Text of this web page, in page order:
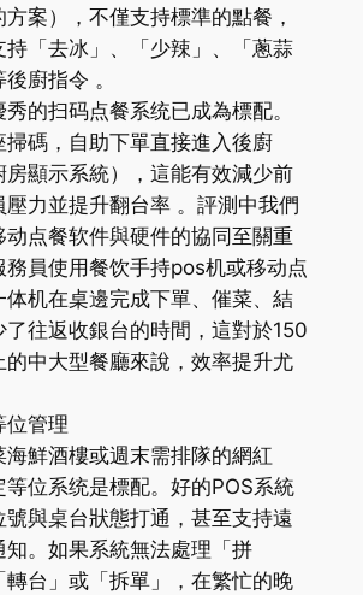
案），不僅支持標準的點餐，
持「去冰」、「少辣」、「蔥蒜
廚指令 。
的扫码点餐系统已成為標配。
掃碼，自助下單直接進入後廚
房顯示系統），這能有效減少前
壓力並提升翻台率 。評測中我們
动点餐软件與硬件的協同至關重
員使用餐饮手持pos机或移动点
体机在桌邊完成下單、催菜、結
了往返收銀台的時間，這對於150
的中大型餐廳來說，效率提升尤
位管理
海鮮酒樓或週末需排隊的網紅
等位系统是標配。好的POS系統
號與桌台狀態打通，甚至支持遠
知。如果系統無法處理「拼
轉台」或「拆單」，在繁忙的晚